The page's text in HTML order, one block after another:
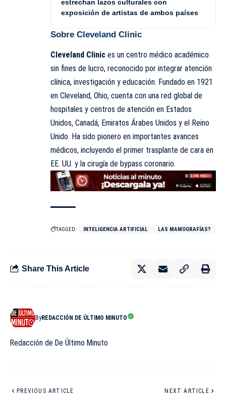
estrechan lazos culturales con
exposición de artistas de ambos países
Sobre Cleveland Clinic
Cleveland Clinic es un centro médico académico
sin fines de lucro, reconocido por integrar atención
clínica, investigación y educación. Fundado en 1921
en Cleveland, Ohio, cuenta con una red global de
hospitales y centros de atención en Estados
Unidos, Canadá, Emiratos Árabes Unidos y el Reino
Unido. Ha sido pionero en importantes avances
médicos, incluyendo el primer trasplante de cara en
EE. UU. y la cirugía de bypass coronario.
TAGGED: INTELIGENCIA ARTIFICIAL LAS MAMOGRAFÍAS?
Share This Article
ByREDACCIÓN DE ÚLTIMO MINUTO
Redacción de De Último Minuto
PREVIOUS ARTICLE NEXT ARTICLE